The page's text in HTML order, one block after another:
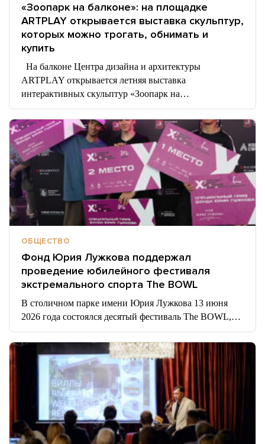
«Зоопарк на балконе»: на площадке
ARTPLAY открывается выставка скульптур,
которых можно трогать, обнимать и
купить
На балконе Центра дизайна и архитектуры
ARTPLAY открывается летняя выставка
интерактивных скульптур «Зоопарк на…
ОБЩЕСТВО
Фонд Юрия Лужкова поддержал
проведение юбилейного фестиваля
экстремального спорта The BOWL
В столичном парке имени Юрия Лужкова 13 июня
2026 года состоялся десятый фестиваль The BOWL,…